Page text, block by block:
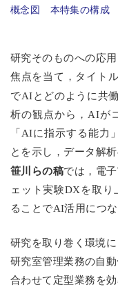
概念図 本特集の構成
研究そのものへの応用
焦点を当て，タイト
でAIとどのように共
析の観点から，AIが
「AIに指示する能力
とを示し，データ解
笹川らの稿では，電
ェット実験DXを取
ることでAI活用につ
研究を取り巻く環境
研究室管理業務の自
合わせて定型業務を